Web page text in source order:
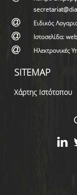
Ειδικός
Ιστοσελίδα:
Ηλεκτρονικές
SITEMAP
Χάρτης Ιστότοπου